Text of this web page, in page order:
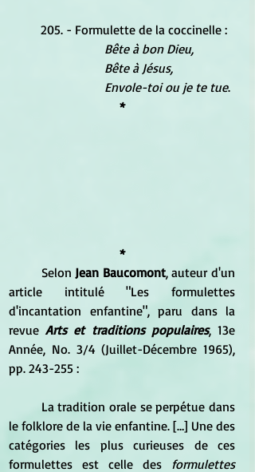
205. - Formulette de la coccinelle :
Bête à bon Dieu,
	Bête à Jésus,
	Envole-toi ou je te tue
.
*
*
Selon Jean Baucomont, auteur d'un
article intitulé "Les formulettes
d'incantation enfantine", paru dans la
revue Arts et traditions populaires, 13e
Année, No. 3/4 (Juillet-Décembre 1965),
pp. 243-255 :
La tradition orale se perpétue dans
le folklore de la vie enfantine. […] Une des
catégories les plus curieuses de ces
formulettes est celle des formulettes